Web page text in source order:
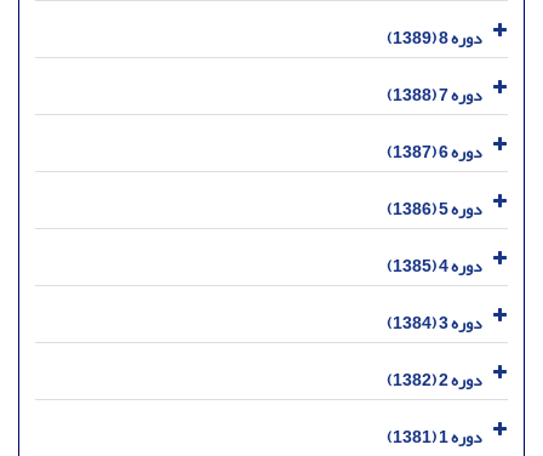
دوره 8 (1389)
دوره 7 (1388)
دوره 6 (1387)
دوره 5 (1386)
دوره 4 (1385)
دوره 3 (1384)
دوره 2 (1382)
دوره 1 (1381)